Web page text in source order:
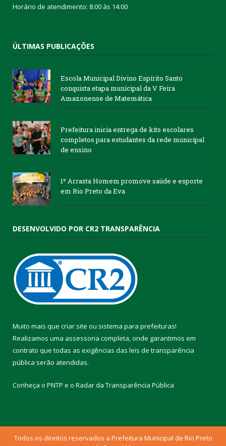
Horário de atendimento: 8:00 às 14:00
ÚLTIMAS PUBLICAÇÕES
Escola Municipal Divino Espírito Santo
conquista etapa municipal da V Feira
Amazonense de Matemática
Prefeitura inicia entrega de kits escolares
completos para estudantes da rede municipal
de ensino
1º Arrasta Homem promove saúde e esporte
em Rio Preto da Eva
DESENVOLVIDO POR CR2 TRANSPARÊNCIA
Muito mais que criar site ou sistema para prefeituras!
Realizamos uma assessoria completa, onde garantimos em
contrato que todas as exigências das leis de transparência
pública serão atendidas.
Conheça o PNTP e o Radar da Transparência Pública
Todos os direitos reservados a Prefeitura Municipal de Rio Preto